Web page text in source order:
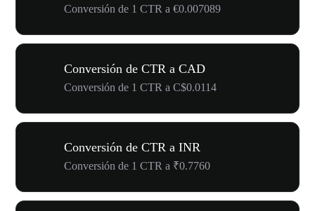
Conversión de 1 CTR a €0.007089
Conversión de CTR a CAD
Conversión de 1 CTR a C$0.0114
Conversión de CTR a INR
Conversión de 1 CTR a ₹0.7760